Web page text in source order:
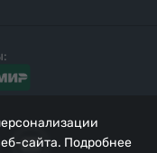
сайта. Подробнее